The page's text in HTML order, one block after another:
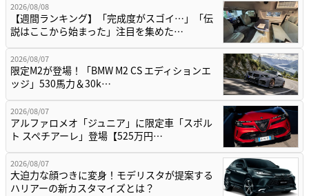
2026/08/08
【週間ランキング】「完成度がスゴイ…」「伝
説はここから始まった」注目を集めた…
2026/08/07
限定M2が登場！「BMW M2 CS エディションエ
ッジ」530馬力＆30k…
2026/08/07
アルファロメオ「ジュニア」に限定車「スポル
ト スペチアーレ」登場【525万円…
2026/08/07
大迫力な顔つきに変身！モデリスタが提案する
ハリアーの新カスタマイズとは？